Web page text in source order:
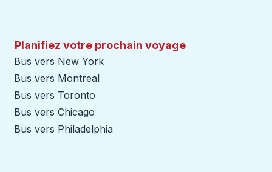
Planifiez votre prochain voyage
Bus vers New York
Bus vers Montreal
Bus vers Toronto
Bus vers Chicago
Bus vers Philadelphia